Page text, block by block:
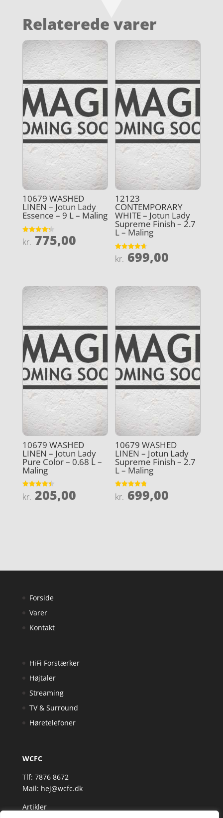
Relaterede varer
10679 WASHED
LINEN – Jotun Lady
Essence – 9 L – Maling
Vurderet
4.3
kr. 775,00
12123
CONTEMPORARY
WHITE – Jotun Lady
Supreme Finish – 2.7
L – Maling
Vurderet
4.7
kr. 699,00
10679 WASHED
LINEN – Jotun Lady
Pure Color – 0.68 L –
Maling
Vurderet
4.4
kr. 205,00
10679 WASHED
LINEN – Jotun Lady
Supreme Finish – 2.7
L – Maling
Vurderet
4.8
kr. 699,00
Forside
Varer
Kontakt
HiFi Forstærker
Højtaler
Streaming
TV & Surround
Høretelefoner
WCFC
Tlf: 7876 8672
Mail: hej@wcfc.dk
Artikler